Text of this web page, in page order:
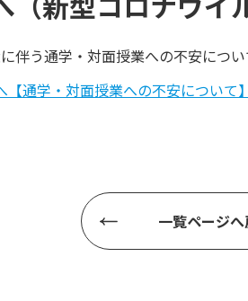
伴う通学・対面授業への不安につい
【通学・対面授業への不安について
一覧ページへ